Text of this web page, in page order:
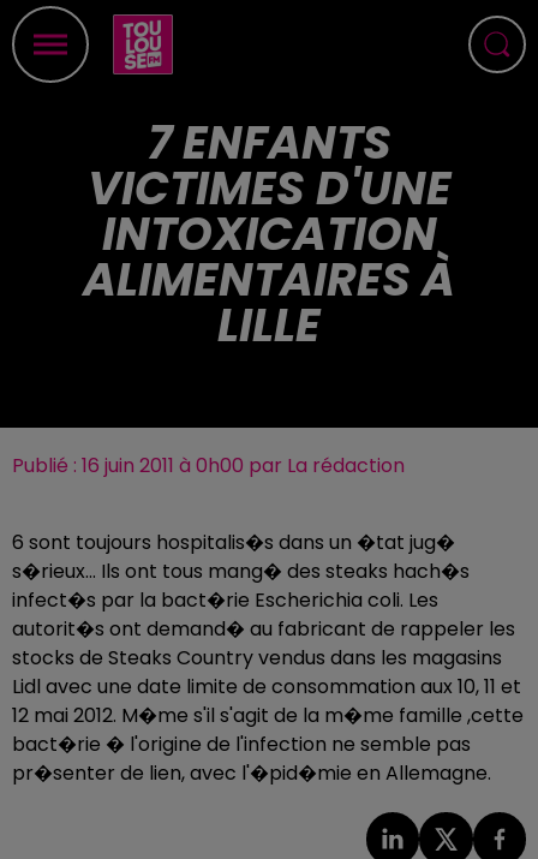
7 ENFANTS
VICTIMES D'UNE
INTOXICATION
ALIMENTAIRES À
LILLE
Publié : 16 juin 2011 à 0h00 par La rédaction
6 sont toujours hospitalis�s dans un �tat jug�
s�rieux... Ils ont tous mang� des steaks hach�s
infect�s par la bact�rie Escherichia coli. Les
autorit�s ont demand� au fabricant de rappeler les
stocks de Steaks Country vendus dans les magasins
Lidl avec une date limite de consommation aux 10, 11 et
12 mai 2012. M�me s'il s'agit de la m�me famille ,cette
bact�rie � l'origine de l'infection ne semble pas
pr�senter de lien, avec l'�pid�mie en Allemagne.